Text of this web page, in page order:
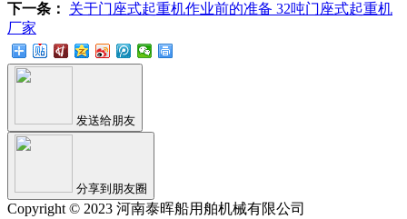
下一条：
关于门座式起重机作业前的准备 32吨门座式起重机
厂家
发送给朋友
分享到朋友圈
Copyright © 2023 河南泰晖船用舶机械有限公司